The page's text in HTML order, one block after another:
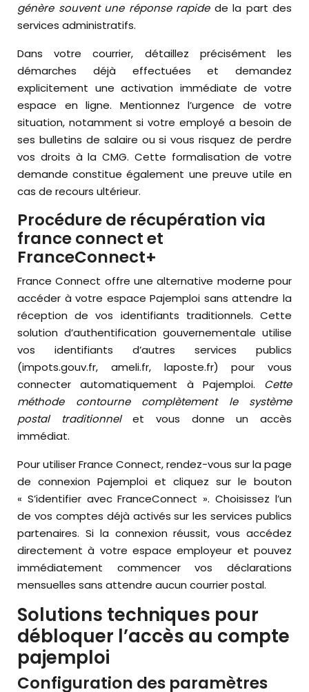
génère souvent une réponse rapide de la part des
services administratifs.
Dans votre courrier, détaillez précisément les
démarches déjà effectuées et demandez
explicitement une activation immédiate de votre
espace en ligne. Mentionnez l’urgence de votre
situation, notamment si votre employé a besoin de
ses bulletins de salaire ou si vous risquez de perdre
vos droits à la CMG. Cette formalisation de votre
demande constitue également une preuve utile en
cas de recours ultérieur.
Procédure de récupération via
france connect et
FranceConnect+
France Connect offre une alternative moderne pour
accéder à votre espace Pajemploi sans attendre la
réception de vos identifiants traditionnels. Cette
solution d’authentification gouvernementale utilise
vos identifiants d’autres services publics
(impots.gouv.fr, ameli.fr, laposte.fr) pour vous
connecter automatiquement à Pajemploi. Cette
méthode contourne complètement le système
postal traditionnelet vous donne un accès
immédiat.
Pour utiliser France Connect, rendez-vous sur la page
de connexion Pajemploi et cliquez sur le bouton
« S’identifier avec FranceConnect ». Choisissez l’un
de vos comptes déjà activés sur les services publics
partenaires. Si la connexion réussit, vous accédez
directement à votre espace employeur et pouvez
immédiatement commencer vos déclarations
mensuelles sans attendre aucun courrier postal.
Solutions techniques pour
débloquer l’accès au compte
pajemploi
Configuration des paramètres